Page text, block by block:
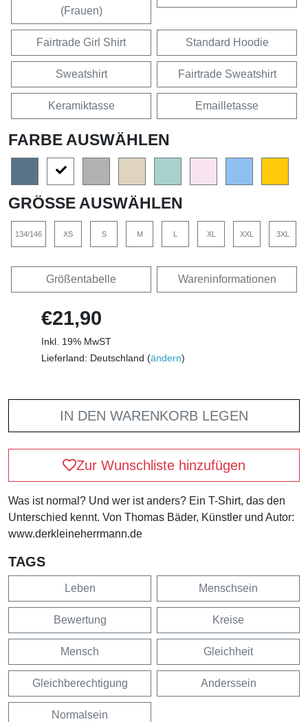
(Frauen)
Fairtrade Girl Shirt Standard Hoodie
Sweatshirt Fairtrade Sweatshirt
Keramiktasse Emailletasse
FARBE AUSWÄHLEN
GRÖSSE AUSWÄHLEN
134/146 XS S M L XL XXL 3XL
Größentabelle Wareninformationen
€21,90
Inkl. 19% MwST
Lieferland: Deutschland (ändern)
IN DEN WARENKORB LEGEN
Zur Wunschliste hinzufügen
Was ist normal? Und wer ist anders? Ein T-Shirt, das den
Unterschied kennt. Von Thomas Bäder, Künstler und Autor:
www.derkleineherrmann.de
TAGS
Leben Menschsein
Bewertung Kreise
Mensch Gleichheit
Gleichberechtigung Anderssein
Normalsein